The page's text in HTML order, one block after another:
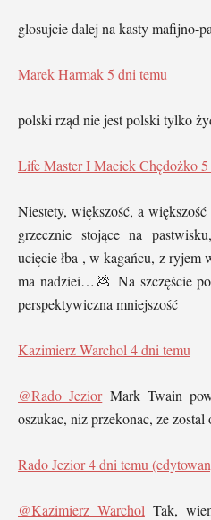
glosujcie dalej na kasty mafijno-
Marek Harmak5 dni temu
polski rząd nie jest polski tylko
Life Master I Maciek Chędożko
Niestety, większość, a
grzecznie stojące na
ucięcie łba , w kagańcu, z ryjem
ma nadziei…💩 Na szczęście
perspektywiczna mniejszość
Kazimierz Warchol 4 dni temu
@Rado JeziorMark Twain
oszukac, niz przekonac, ze zostal
Rado Jezior4 dni temu
@Kazimierz Warchol Tak,